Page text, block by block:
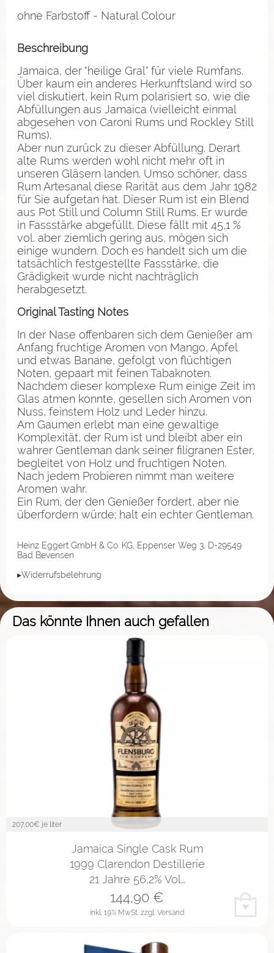
ohne Farbstoff - Natural Colour
Beschreibung
Jamaica, der "heilige Gral" für viele Rumfans.
Über kaum ein anderes Herkunftsland wird so
viel diskutiert, kein Rum polarisiert so, wie die
Abfüllungen aus Jamaica (vielleicht einmal
abgesehen von Caroni Rums und Rockley Still
Rums).
Aber nun zurück zu dieser Abfüllung. Derart
alte Rums werden wohl nicht mehr oft in
unseren Gläsern landen. Umso schöner, dass
Rum Artesanal diese Rarität aus dem Jahr 1982
für Sie aufgetan hat. Dieser Rum ist ein Blend
aus Pot Still und Column Still Rums. Er wurde
in Fassstärke abgefüllt. Diese fällt mit 45,1 %
vol. aber ziemlich gering aus, mögen sich
einige wundern. Doch es handelt sich um die
tatsächlich festgestellte Fassstärke, die
Grädigkeit wurde nicht nachträglich
herabgesetzt.
Original Tasting Notes
In der Nase offenbaren sich dem Genießer am
Anfang fruchtige Aromen von Mango, Apfel
und etwas Banane, gefolgt von flüchtigen
Noten, gepaart mit feinen Tabaknoten.
Nachdem dieser komplexe Rum einige Zeit im
Glas atmen konnte, gesellen sich Aromen von
Nuss, feinstem Holz und Leder hinzu.
Am Gaumen erlebt man eine gewaltige
Komplexität, der Rum ist und bleibt aber ein
wahrer Gentleman dank seiner filigranen Ester,
begleitet von Holz und fruchtigen Noten.
Nach jedem Probieren nimmt man weitere
Aromen wahr.
Ein Rum, der den Genießer fordert, aber nie
überfordern würde; halt ein echter Gentleman.
Heinz Eggert GmbH & Co. KG, Eppenser Weg 3, D-29549
Bad Bevensen
▸Widerrufsbelehrung
Das könnte Ihnen auch gefallen
207,00€ je liter
Jamaica Single Cask Rum
1999 Clarendon Destillerie
21 Jahre 56,2% Vol…
inkl. 19% MwSt. zzgl. Versand
144,90 €